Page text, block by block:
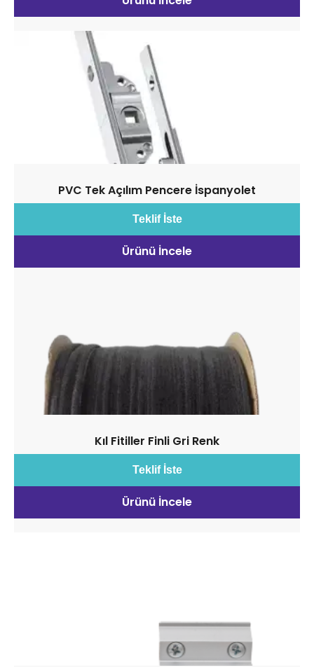
PVC Tek Açılım Pencere İspanyolet
Teklif İste
Ürünü İncele
Kıl Fitiller Finli Gri Renk
Teklif İste
Ürünü İncele